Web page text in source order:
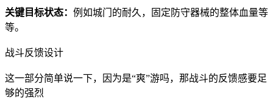
关键目标状态： 例如城门的耐久，固定防守器械的整体血量等
等。
战斗反馈设计
这一部分简单说一下，因为是“爽”游吗，那战斗的反馈感要足
够的强烈